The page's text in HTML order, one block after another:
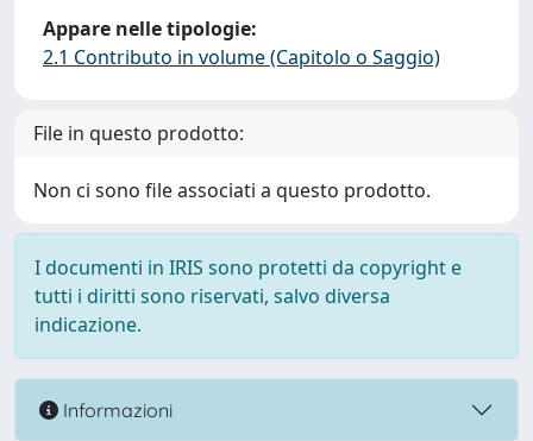
Appare nelle tipologie:
2.1 Contributo in volume (Capitolo o Saggio)
File in questo prodotto:
Non ci sono file associati a questo prodotto.
I documenti in IRIS sono protetti da copyright e
tutti i diritti sono riservati, salvo diversa
indicazione.
Informazioni